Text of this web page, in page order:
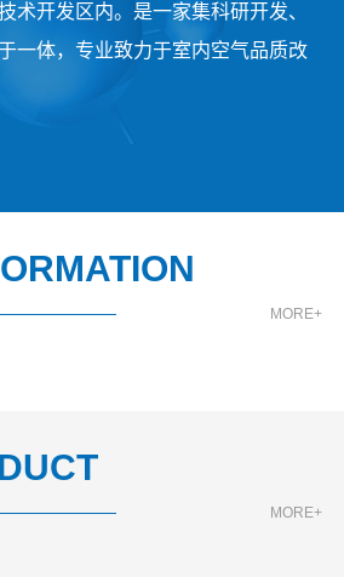
术开发区内。是一家集科研开发、
一体，专业致力于室内空气品质改
MORE+
MORE+